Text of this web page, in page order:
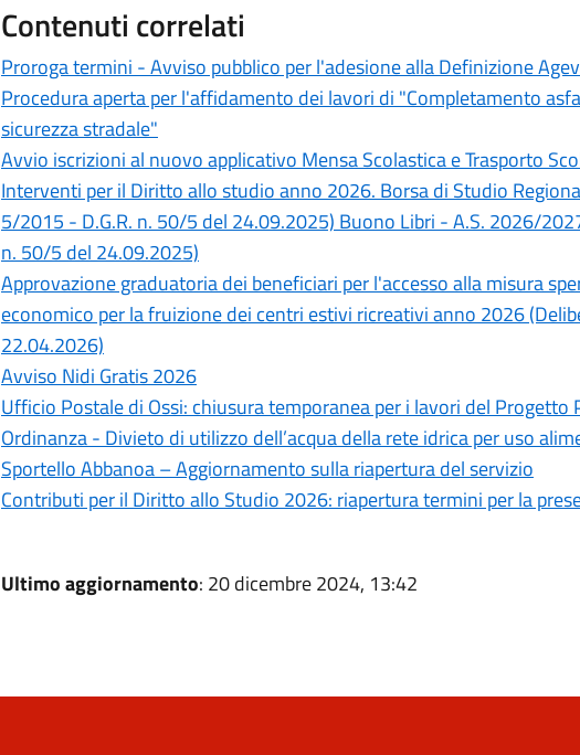
Contenuti correlati
Proroga termini - Avviso pubblico per l'adesione alla Definizione
Procedura aperta per l'affidamento dei lavori di "Completamento
sicurezza stradale"
Avvio iscrizioni al nuovo applicativo Mensa Scolastica e Trasporto
Interventi per il Diritto allo studio anno 2026. Borsa di Studio
5/2015 - D.G.R. n. 50/5 del 24.09.2025) Buono Libri - A.S. 2026/
n. 50/5 del 24.09.2025)
Approvazione graduatoria dei beneficiari per l'accesso alla misura
economico per la fruizione dei centri estivi ricreativi anno 2026
22.04.2026)
Avviso Nidi Gratis 2026
Ufficio Postale di Ossi: chiusura temporanea per i lavori del Progetto
Ordinanza - Divieto di utilizzo dell’acqua della rete idrica per uso
Sportello Abbanoa – Aggiornamento sulla riapertura del servizio
Contributi per il Diritto allo Studio 2026: riapertura termini per la
Ultimo aggiornamento: 20 dicembre 2024, 13:42